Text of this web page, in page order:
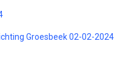
Groesbeek 02-02-2024